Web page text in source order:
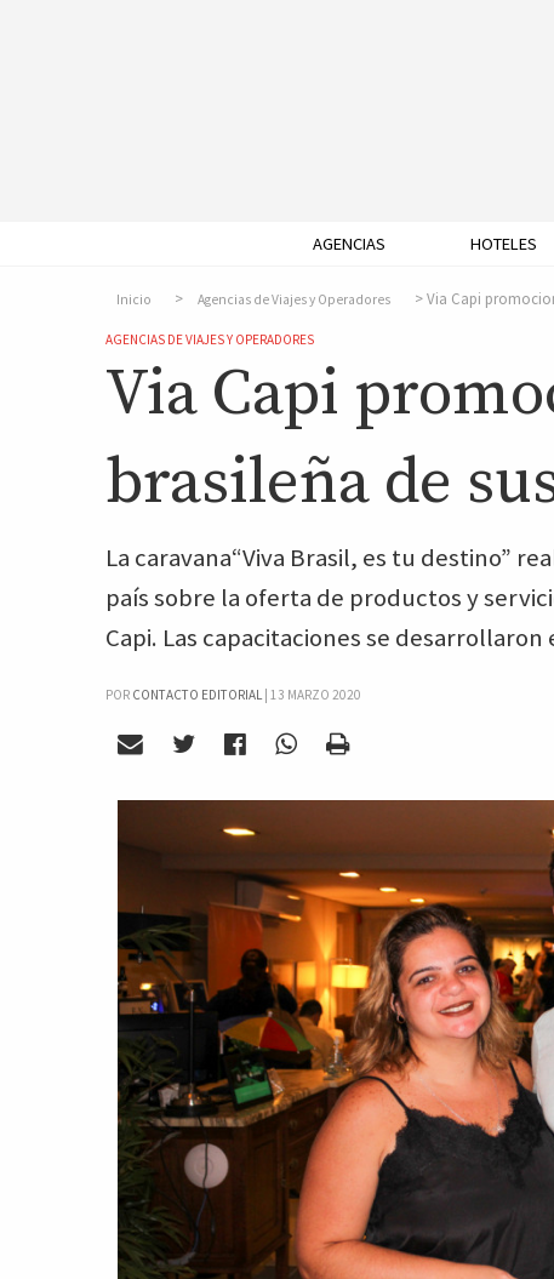
AGENCIAS HOTELES
Inicio Agencias de Viajes y Operadores Via Capi
AGENCIAS DE VIAJES Y OPERADORES
Via Capi
brasileña de
La caravana“Viva Brasil, es tu destino”
país sobre la oferta de productos y
Capi. Las capacitaciones se
POR CONTACTO EDITORIAL | 13 MARZO 2020